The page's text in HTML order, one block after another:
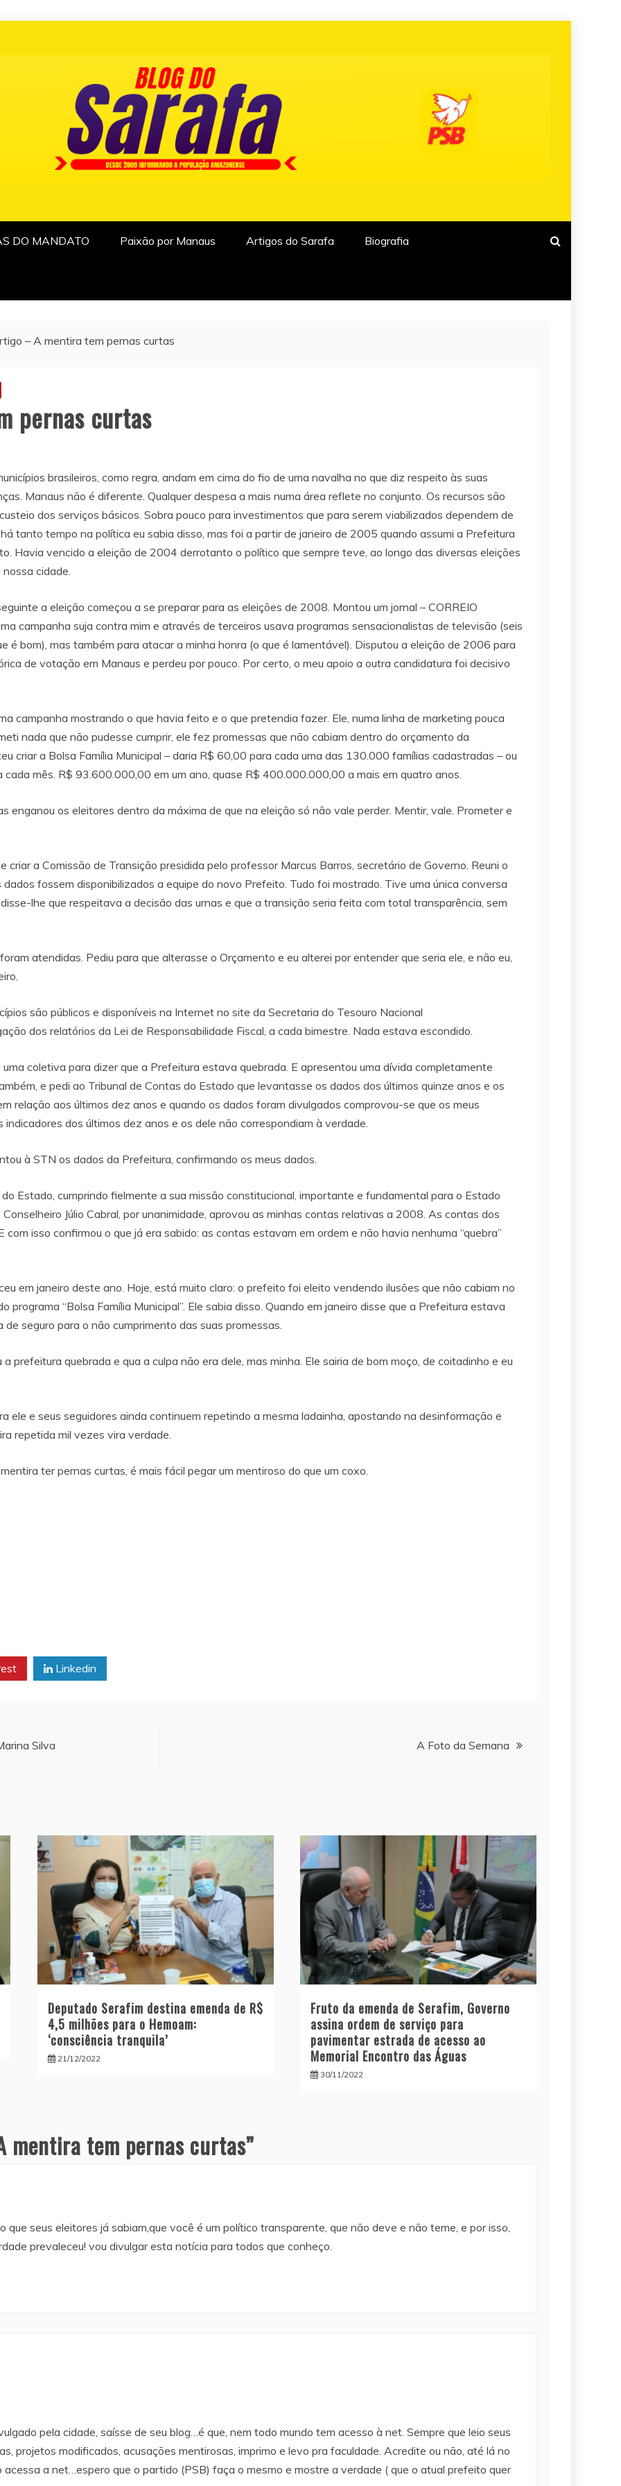
DO MANDATO Paixão por Manaus Artigos do Sarafa Biografia
– A mentira tem pernas curtas
pernas curtas
brasileiros, como regra, andam em cima do fio de uma navalha no que diz respeito às suas
Manaus não é diferente. Qualquer despesa a mais numa área reflete no conjunto. Os recursos são
dos serviços básicos. Sobra pouco para investimentos que para serem viabilizados dependem de
tanto tempo na política eu sabia disso, mas foi a partir de janeiro de 2005 quando assumi a Prefeitura
Havia vencido a eleição de 2004 derrotanto o político que sempre teve, ao longo das diversas eleições
cidade.
a eleição começou a se preparar para as eleições de 2008. Montou um jornal – CORREIO
campanha suja contra mim e através de terceiros usava programas sensacionalistas de televisão (seis
é bom), mas também para atacar a minha honra (o que é lamentável). Disputou a eleição de 2006 para
de votação em Manaus e perdeu por pouco. Por certo, o meu apoio a outra candidatura foi decisivo
campanha mostrando o que havia feito e o que pretendia fazer. Ele, numa linha de marketing pouca
nada que não pudesse cumprir, ele fez promessas que não cabiam dentro do orçamento da
criar a Bolsa Família Municipal – daria R$ 60,00 para cada uma das 130.000 famílias cadastradas – ou
mês. R$ 93.600.000,00 em um ano, quase R$ 400.000.000,00 a mais em quatro anos.
enganou os eleitores dentro da máxima de que na eleição só não vale perder. Mentir, vale. Prometer e
criar a Comissão de Transição presidida pelo professor Marcus Barros, secretário de Governo. Reuni o
fossem disponibilizados a equipe do novo Prefeito. Tudo foi mostrado. Tive uma única conversa
lhe que respeitava a decisão das urnas e que a transição seria feita com total transparência, sem
atendidas. Pediu para que alterasse o Orçamento e eu alterei por entender que seria ele, e não eu,
são públicos e disponíveis na Internet no site da Secretaria do Tesouro Nacional
dos relatórios da Lei de Responsabilidade Fiscal, a cada bimestre. Nada estava escondido.
coletiva para dizer que a Prefeitura estava quebrada. E apresentou uma dívida completamente
e pedi ao Tribunal de Contas do Estado que levantasse os dados dos últimos quinze anos e os
relação aos últimos dez anos e quando os dados foram divulgados comprovou-se que os meus
dos últimos dez anos e os dele não correspondiam à verdade.
à STN os dados da Prefeitura, confirmando os meus dados.
Estado, cumprindo fielmente a sua missão constitucional, importante e fundamental para o Estado
Júlio Cabral, por unanimidade, aprovou as minhas contas relativas a 2008. As contas dos
isso confirmou o que já era sabido: as contas estavam em ordem e não havia nenhuma “quebra”
em janeiro deste ano. Hoje, está muito claro: o prefeito foi eleito vendendo ilusões que não cabiam no
programa “Bolsa Família Municipal”. Ele sabia disso. Quando em janeiro disse que a Prefeitura estava
seguro para o não cumprimento das suas promessas.
prefeitura quebrada e qua a culpa não era dele, mas minha. Ele sairia de bom moço, de coitadinho e eu
ele e seus seguidores ainda continuem repetindo a mesma ladainha, apostando na desinformação e
repetida mil vezes vira verdade.
ter pernas curtas, é mais fácil pegar um mentiroso do que um coxo.
Linkedin
Silva A Foto da Semana
Deputado Serafim destina emenda de R$
4,5 milhões para o Hemoam:
‘consciência tranquila’
21/12/2022
Fruto da emenda de Serafim, Governo
assina ordem de serviço para
pavimentar estrada de acesso ao
Memorial Encontro das Águas
30/11/2022
mentira tem pernas curtas”
seus eleitores já sabiam,que você é um político transparente, que não deve e não teme, e por isso,
prevaleceu! vou divulgar esta notícia para todos que conheço.
pela cidade, saísse de seu blog…é que, nem todo mundo tem acesso à net. Sempre que leio seus
projetos modificados, acusações mentirosas, imprimo e levo pra faculdade. Acredite ou não, até lá no
acessa a net…espero que o partido (PSB) faça o mesmo e mostre a verdade ( que o atual prefeito quer